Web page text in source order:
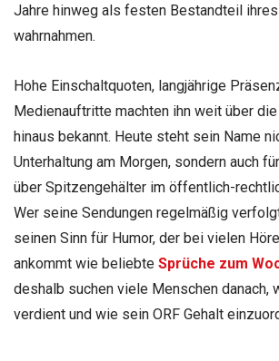
Jahre hinweg als festen Bestandteil
wahrnahmen.
Hohe Einschaltquoten, langjährige
Medienauftritte machten ihn weit über
hinaus bekannt. Heute steht sein Name
Unterhaltung am Morgen, sondern auch
über Spitzengehälter im öffentlich-
Wer seine Sendungen regelmäßig
seinen Sinn für Humor, der bei vielen
ankommt wie beliebte Sprüche zum
deshalb suchen viele Menschen danach,
verdient und wie sein ORF Gehalt